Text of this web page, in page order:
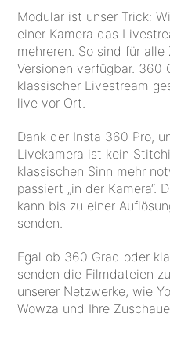
Modular ist unser Trick:
einer Kamera das
mehreren. So sind für
Versionen verfügbar. 360
klassischer Livestream
live vor Ort.
Dank der Insta 360 Pro,
Livekamera ist kein
klassischen Sinn mehr
passiert „in der Kamera“.
kann bis zu einer
senden.
Egal ob 360 Grad oder
senden die Filmdateien
unserer Netzwerke, wie
Wowza und Ihre